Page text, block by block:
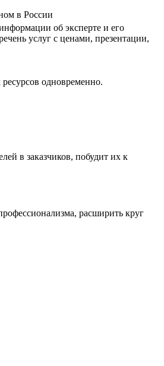
в России
об эксперте и его
услуг с ценами, презентации,
одновременно.
в заказчиков, побудит их к
расширить круг